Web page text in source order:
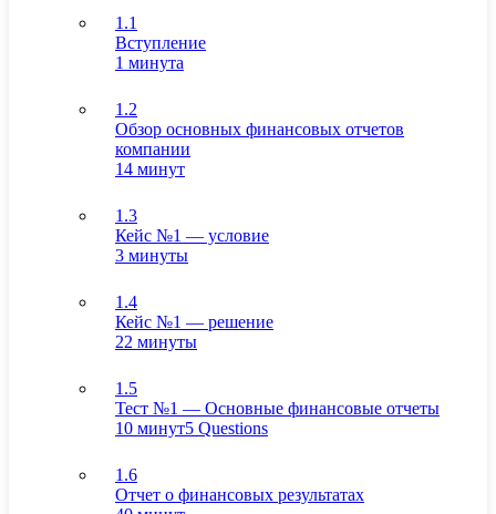
1.1
Вступление
1 минута
1.2
Обзор основных финансовых отчетов
компании
14 минут
1.3
Кейс №1 — условие
3 минуты
1.4
Кейс №1 — решение
22 минуты
1.5
Тест №1 — Основные финансовые отчеты
10 минут5 Questions
1.6
Отчет о финансовых результатах